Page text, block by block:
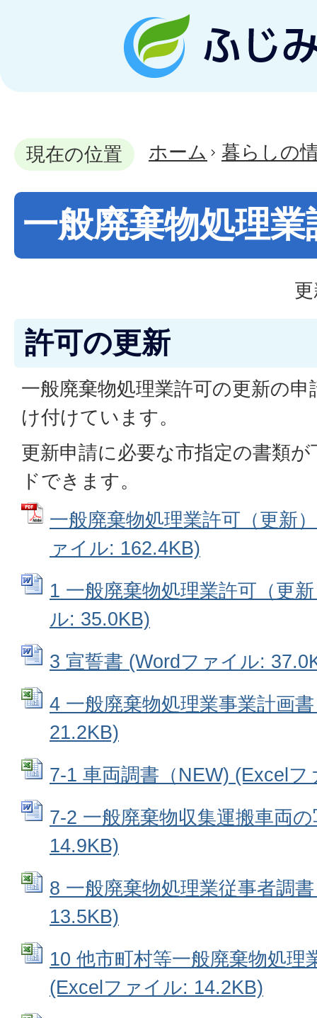
現在の位置 ホーム 暮らしの
一般廃棄物処理
許可の更新
一般廃棄物処理業許可の更新の
け付けています。
更新申請に必要な市指定の書類
ドできます。
一般廃棄物処理業許可（更新
ァイル: 162.4KB)
1 一般廃棄物処理業許可（更
ル: 35.0KB)
3 宣誓書 (Wordファイル:
4 一般廃棄物処理業事業計画
21.2KB)
7-1 車両調書（NEW) (Excel
7-2 一般廃棄物収集運搬車両
14.9KB)
8 一般廃棄物処理業従事者調
13.5KB)
10 他市町村等一般廃棄物処理
(Excelファイル: 14.2KB)